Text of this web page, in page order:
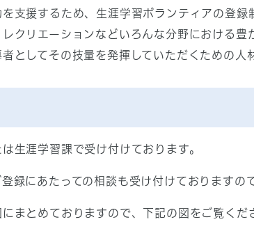
支援するため、生涯学習ボランティアの登録
クリエーションなどいろんな分野における
としてその技量を発揮していただくための人
生涯学習課で受け付けております。
録にあたっての相談も受け付けておりますの
まとめておりますので、下記の図をご覧くだ